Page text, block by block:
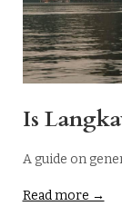
Is
A guide on
Read more →